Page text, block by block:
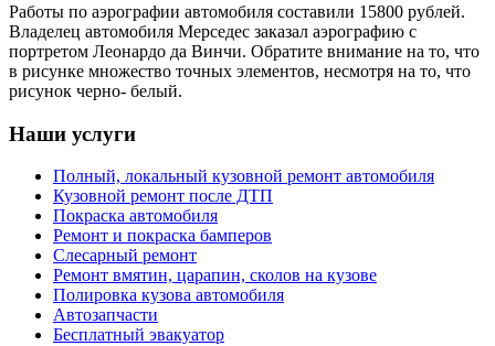
Работы по аэрографии автомобиля составили 15800 рублей.
Владелец автомобиля Мерседес заказал аэрографию с
портретом Леонардо да Винчи. Обратите внимание на то, что
в рисунке множество точных элементов, несмотря на то, что
рисунок черно- белый.
Наши услуги
Полный, локальный кузовной ремонт автомобиля
Кузовной ремонт после ДТП
Покраска автомобиля
Ремонт и покраска бамперов
Слесарный ремонт
Ремонт вмятин, царапин, сколов на кузове
Полировка кузова автомобиля
Автозапчасти
Бесплатный эвакуатор